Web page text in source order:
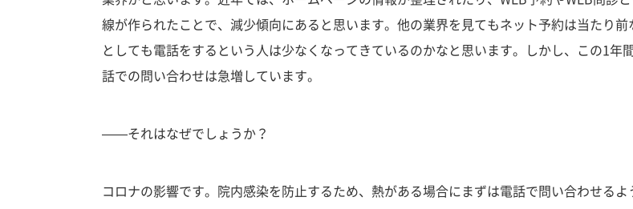
線が作られたことで、減少傾向にあると思います。他の業界を見てもネット予約は当たり前
としても電話をするという人は少なくなってきているのかなと思います。しかし、この1年
話での問い合わせは急増しています。
——それはなぜでしょうか？
コロナの影響です。院内感染を防止するため、熱がある場合にまずは電話で問い合わせるよ